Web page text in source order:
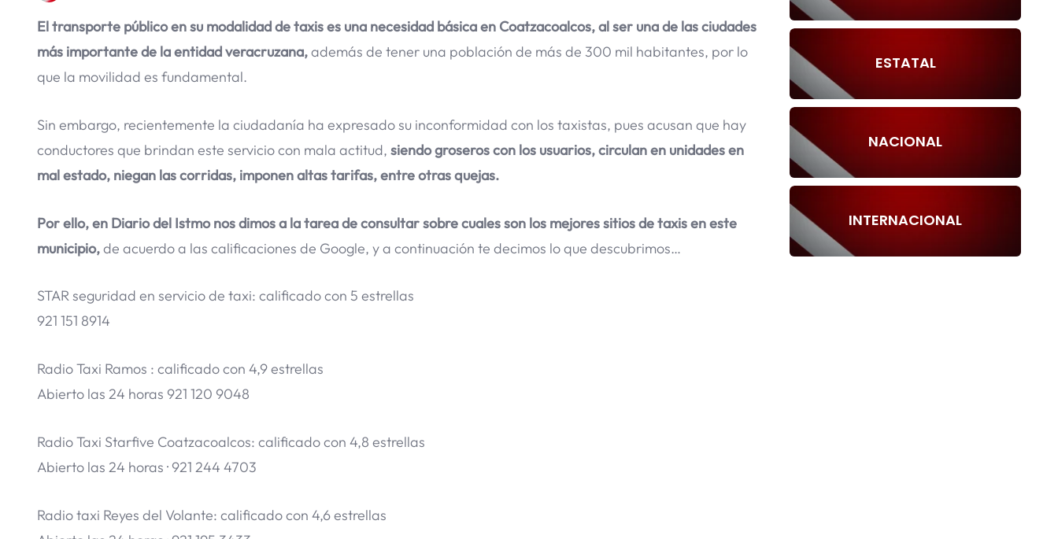
El transporte público en su modalidad de taxis es una necesidad básica en Coatzacoalcos, al ser una de las ciudades
más importante de la entidad veracruzana,además de tener una población de más de 300 mil habitantes, por lo
que la movilidad es fundamental.
Sin embargo, recientemente la ciudadanía ha expresado su inconformidad con los taxistas, pues acusan que hay
conductores que brindan este servicio con mala actitud, siendo groseros con los usuarios, circulan en unidades en
mal estado, niegan las corridas, imponen altas tarifas, entre otras quejas.
Por ello, en Diario del Istmo nos dimos a la tarea de consultar sobre cuales son los mejores sitios de taxis en este
municipio,de acuerdo a las calificaciones de Google, y a continuación te decimos lo que descubrimos…
STAR seguridad en servicio de taxi: calificado con 5 estrellas
921 151 8914
Radio Taxi Ramos : calificado con 4,9 estrellas
Abierto las 24 horas 921 120 9048
Radio Taxi Starfive Coatzacoalcos: calificado con 4,8 estrellas
Abierto las 24 horas · 921 244 4703
Radio taxi Reyes del Volante: calificado con 4,6 estrellas
ESTATAL
NACIONAL
INTERNACIONAL